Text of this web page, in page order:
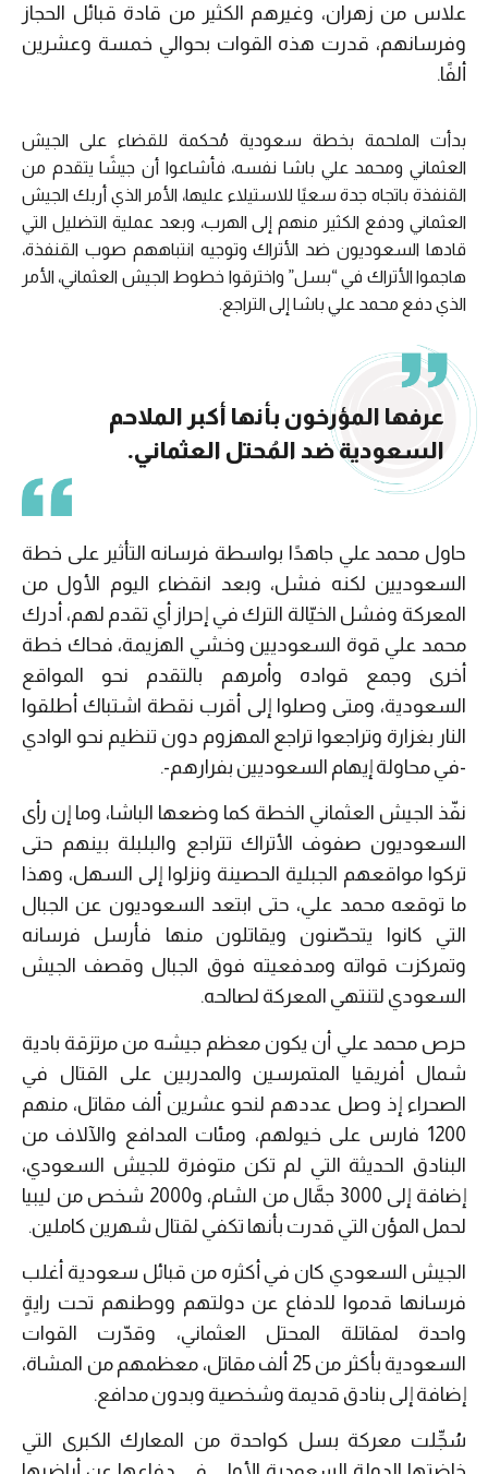
علاس من زهران، وغيرهم الكثير من قادة قبائل الحجاز
وفرسانهم، قدرت هذه القوات بحوالي خمسة وعشرين
ألفًا.
بدأت الملحمة بخطة سعودية مُحكمة للقضاء على الجيش
العثماني ومحمد علي باشا نفسه، فأشاعوا أن جيشًا يتقدم من
القنفذة باتجاه جدة سعيًا للاستيلاء عليها، الأمر الذي أربك الجيش
العثماني ودفع الكثير منهم إلى الهرب، وبعد عملية التضليل التي
قادها السعوديون ضد الأتراك وتوجيه انتباههم صوب القنفذة،
هاجموا الأتراك في “بسل” واخترقوا خطوط الجيش العثماني، الأمر
الذي دفع محمد علي باشا إلى التراجع.
عرفها المؤرخون بأنها أكبر الملاحم
السعودية ضد المُحتل العثماني.
حاول محمد علي جاهدًا بواسطة فرسانه التأثير على خطة
السعوديين لكنه فشل، وبعد انقضاء اليوم الأول من
المعركة وفشل الخيّالة الترك في إحراز أي تقدم لهم، أدرك
محمد علي قوة السعوديين وخشي الهزيمة، فحاك خطة
أخرى وجمع قواده وأمرهم بالتقدم نحو المواقع
السعودية، ومتى وصلوا إلى أقرب نقطة اشتباك أطلقوا
النار بغزارة وتراجعوا تراجع المهزوم دون تنظيم نحو الوادي
-في محاولة إيهام السعوديين بفرارهم-.
نفّذ الجيش العثماني الخطة كما وضعها الباشا، وما إن رأى
السعوديون صفوف الأتراك تتراجع والبلبلة بينهم حتى
تركوا مواقعهم الجبلية الحصينة ونزلوا إلى السهل، وهذا
ما توقعه محمد علي، حتى ابتعد السعوديون عن الجبال
التي كانوا يتحصّنون ويقاتلون منها فأرسل فرسانه
وتمركزت قواته ومدفعيته فوق الجبال وقصف الجيش
السعودي لتنتهي المعركة لصالحه.
حرص محمد علي أن يكون معظم جيشه من مرتزقة بادية
شمال أفريقيا المتمرسين والمدربين على القتال في
الصحراء إذ وصل عددهم لنحو عشرين ألف مقاتل، منهم
1200 فارس على خيولهم، ومئات المدافع والآلاف من
البنادق الحديثة التي لم تكن متوفرة للجيش السعودي،
إضافة إلى 3000 جمَّال من الشام، و2000 شخص من ليبيا
لحمل المؤن التي قدرت بأنها تكفي لقتال شهرين كاملين.
الجيش السعودي كان في أكثره من قبائل سعودية أغلب
فرسانها قدموا للدفاع عن دولتهم ووطنهم تحت رايةٍ
واحدة لمقاتلة المحتل العثماني، وقدّرت القوات
السعودية بأكثر من 25 ألف مقاتل، معظمهم من المشاة،
إضافة إلى بنادق قديمة وشخصية وبدون مدافع.
سُجِّلت معركة بسل كواحدة من المعارك الكبرى التي